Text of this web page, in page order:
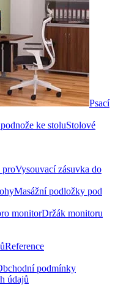
Psací
Stolové
Vysouvací zásuvka do
Masážní podložky pod
Držák monitoru
Reference
podmínky
údajů